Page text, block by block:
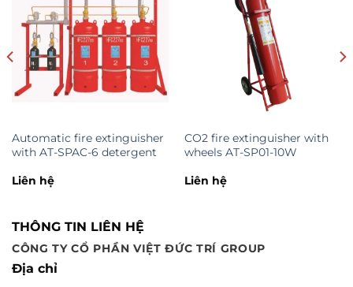
Automatic fire extinguisher
with AT-SPAC-6 detergent
Liên hệ
CO2 fire extinguisher with
wheels AT-SP01-10W
Liên hệ
THÔNG TIN LIÊN HỆ
CÔNG TY CỔ PHẦN VIỆT ĐỨC TRÍ GROUP
Địa chỉ